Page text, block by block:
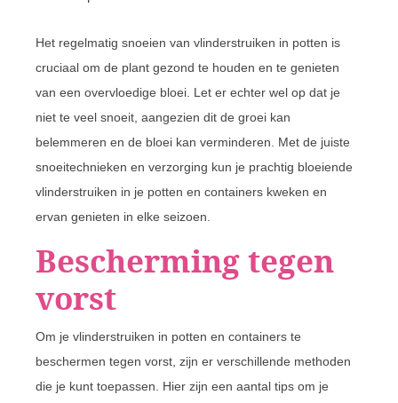
Het regelmatig snoeien van vlinderstruiken in potten is
cruciaal om de plant gezond te houden en te genieten
van een overvloedige bloei. Let er echter wel op dat je
niet te veel snoeit, aangezien dit de groei kan
belemmeren en de bloei kan verminderen. Met de juiste
snoeitechnieken en verzorging kun je prachtig bloeiende
vlinderstruiken in je potten en containers kweken en
ervan genieten in elke seizoen.
Bescherming tegen
vorst
Om je vlinderstruiken in potten en containers te
beschermen tegen vorst, zijn er verschillende methoden
die je kunt toepassen. Hier zijn een aantal tips om je